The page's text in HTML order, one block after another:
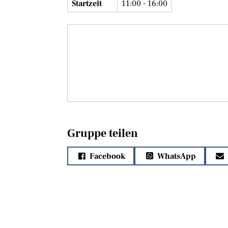
Startzeit
11:00 - 16:00
Gruppe teilen
Facebook WhatsApp